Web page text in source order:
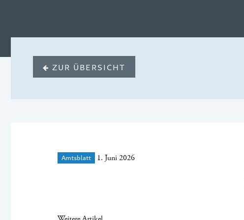
ZUR ÜBERSICHT
Amtsblatt 1. Juni 2026